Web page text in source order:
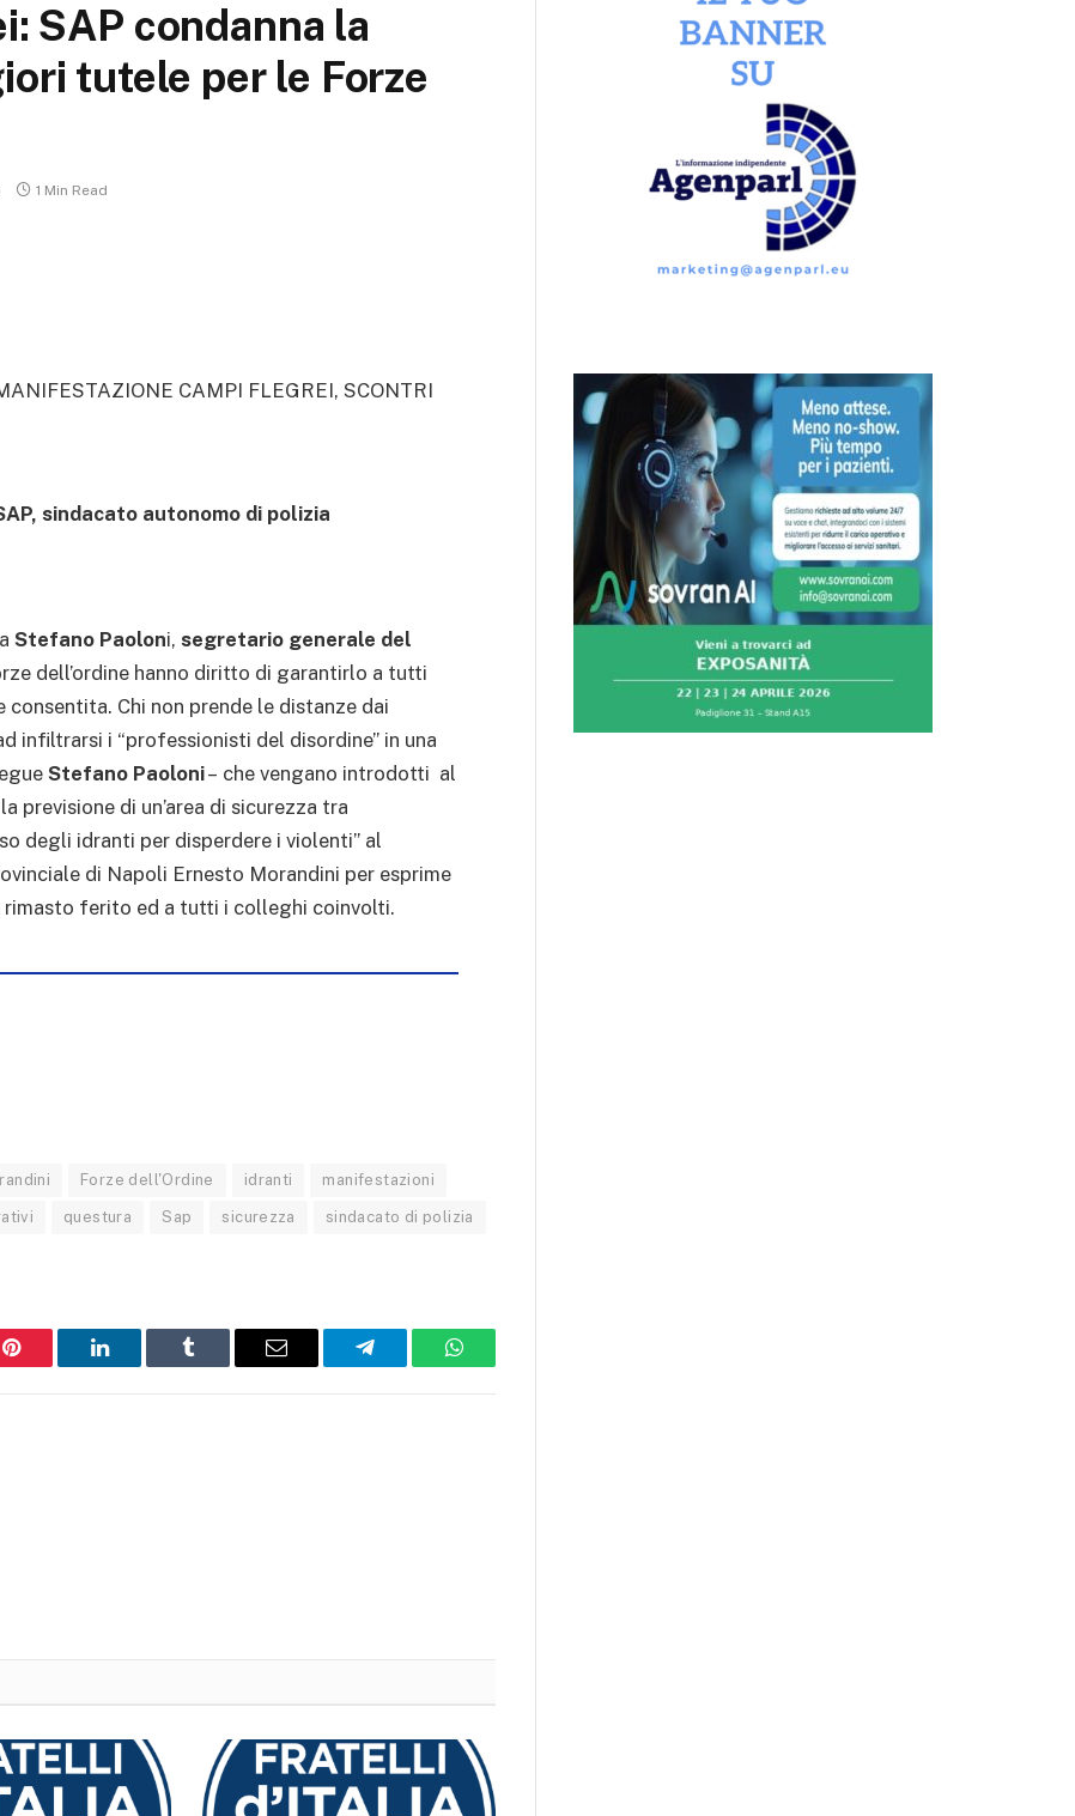
SAP condanna la
tutele per le Forze
1 Min Read
CAMPI FLEGREI, SCONTRI
sindacato autonomo di polizia
Stefano Paoloni, segretario generale del
dell’ordine hanno diritto di garantirlo a tutti
Chi non prende le distanze dai
infiltrarsi i “professionisti del disordine” in una
Stefano Paoloni– che vengano introdotti al
di un’area di sicurezza tra
degli idranti per disperdere i violenti” al
di Napoli Ernesto Morandini per esprime
rimasto ferito ed a tutti i colleghi coinvolti.
Forze dell'Ordine idranti manifestazioni
questura Sap sicurezza sindacato di polizia
Pinterest LinkedIn Tumblr Email Telegram WhatsApp